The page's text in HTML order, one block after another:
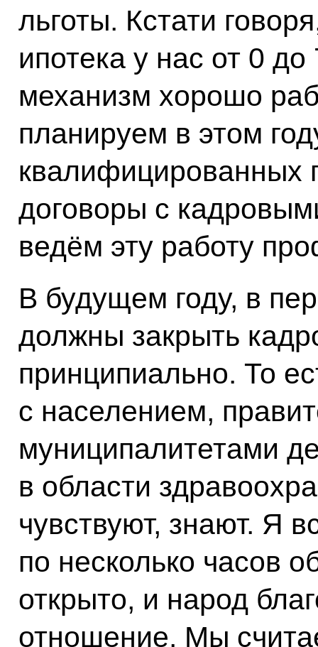
льготы. Кстати
ипотека у нас от 0
механизм хорошо
планируем в этом
квалифицированных
договоры с
ведём эту работу
В будущем году, в
должны закрыть
принципиально. То
с населением,
муниципалитетами
в области
чувствуют, знают. Я
по несколько часов
открыто, и народ
отношение. Мы